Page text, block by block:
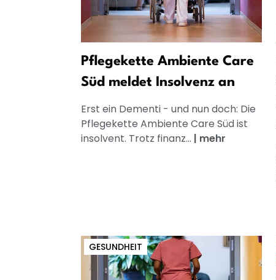
Pflegekette Ambiente Care
Süd meldet Insolvenz an
Erst ein Dementi - und nun doch: Die
Pflegekette Ambiente Care Süd ist
insolvent. Trotz finanz... | mehr
GESUNDHEIT